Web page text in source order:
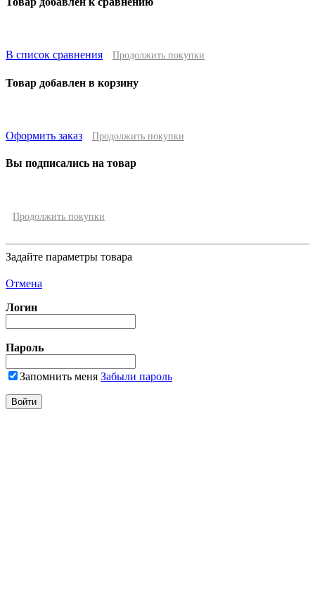
В список сравнения Продолжить покупки
Товар добавлен в корзину
Оформить заказ Продолжить покупки
Вы подписались на товар
Продолжить покупки
Задайте параметры товара
Отмена
Логин
Пароль
Запомнить меня Забыли пароль